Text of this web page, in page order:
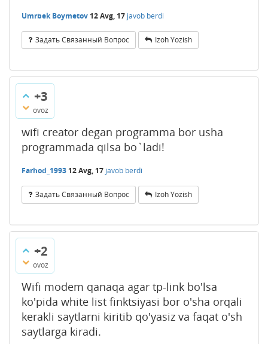
Umrbek Boymetov 12 Avg, 17 javob berdi
Задать Связанный Вопрос Izoh Yozish
+3
ovoz
wifi creator degan programma bor usha
programmada qilsa bo`ladi!
Farhod_1993 12 Avg, 17 javob berdi
Задать Связанный Вопрос Izoh Yozish
+2
ovoz
Wifi modem qanaqa agar tp-link bo'lsa
ko'pida white list finktsiyasi bor o'sha orqali
kerakli saytlarni kiritib qo'yasiz va faqat o'sh
saytlarga kiradi.